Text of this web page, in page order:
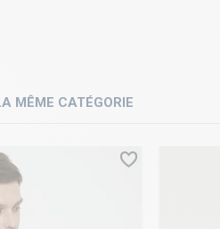
MÊME CATÉGORIE